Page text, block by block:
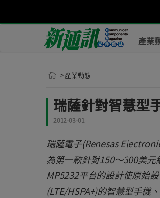
產業
> 產業動態
瑞薩針對智慧型
2012-03-01
瑞薩電子(Renesas
為第一款針對150～300美
MP5232平台的設計使原始
(LTE/HSPA+)的智慧型手機